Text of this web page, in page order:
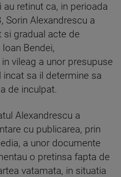
au retinut ca, in perioada
Sorin Alexandrescu a
gradual acte de
Bendei,
vileag a unor presupuse
sa il determine sa
de inculpat.
Alexandrescu a
cu publicarea, prin
a unor documente
o pretinsa fapta de
vatamata, in situatia